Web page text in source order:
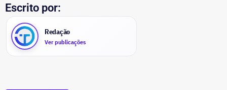
Escrito por:
Redação
Ver publicações